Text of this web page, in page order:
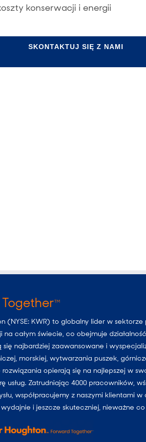
konserwacji i energii
SKONTAKTUJ SIĘ Z NAMI
TogetherTM
(NYSE: KWR) to globalny lider w
na całym świecie, co obejmuje
najbardziej zaawansowane i
morskiej, wytwarzania puszek,
opierają się na najlepszej w
usług. Zatrudniając 4000 pracowników,
współpracujemy z naszymi klientami
i jeszcze skuteczniej, nieważne co